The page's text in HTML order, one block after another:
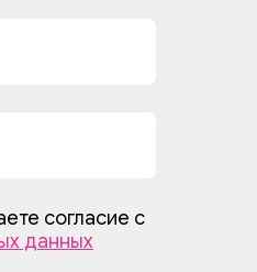
согласие с
данных